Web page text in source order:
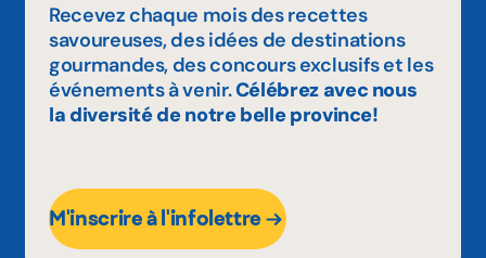
Recevez chaque mois des recettes
savoureuses, des idées de destinations
gourmandes, des concours exclusifs et les
événements à venir.Célébrez avec nous
la diversité de notre belle province!
M'inscrire à l'infolettre